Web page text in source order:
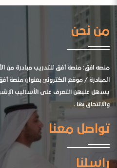
من نحن
منصه افق: منصة أفق للتدريب مبادرة من
المبادرة / موقع الكتروني بعنوان منصة
يسهل عليهن التعرف على الأساليب
والالتحاق بها .
تواصل معنا
راسلنا